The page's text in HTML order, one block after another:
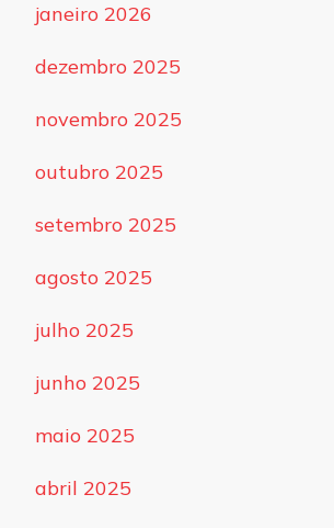
janeiro 2026
dezembro 2025
novembro 2025
outubro 2025
setembro 2025
agosto 2025
julho 2025
junho 2025
maio 2025
abril 2025